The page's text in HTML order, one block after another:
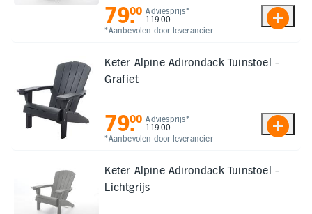
Adviesprijs*
119.00
*Aanbevolen door leverancier
79.
00
Keter Alpine Adirondack Tuinstoel -
Grafiet
Adviesprijs*
119.00
*Aanbevolen door leverancier
79.
00
Keter Alpine Adirondack Tuinstoel -
Lichtgrijs